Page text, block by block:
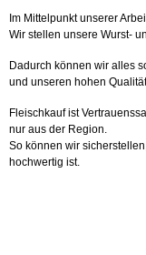
Im Mittelpunkt unserer
Wir stellen unsere Wurst-
Dadurch können wir alles
und unseren hohen
Fleischkauf ist
nur aus der Region.
So können wir
hochwertig ist.